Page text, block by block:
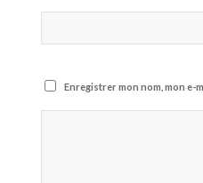
Enregistrer mon nom, mon e-